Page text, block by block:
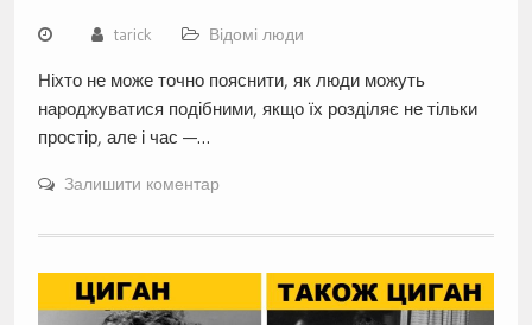
tarick Відомі люди
Ніхто не може точно пояснити, як люди можуть
народжуватися подібними, якщо їх розділяє не тільки
простір, але і час —…
Залишити коментар